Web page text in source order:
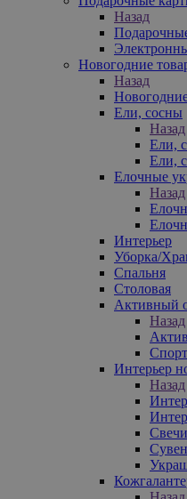
Назад
Новогодние
Назад
Ели, сосны
Назад
Ели,
Ели,
Елочные
Назад
Интерьер
Уборка/
Спальня
Столовая
Активный
Назад
Интерьер
Назад